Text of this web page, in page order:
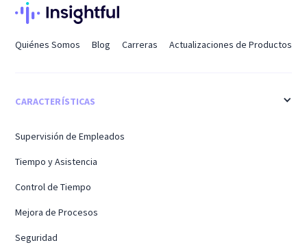
Quiénes Somos Blog Carreras Actualizaciones de Productos
CARACTERÍSTICAS
Supervisión de Empleados
Tiempo y Asistencia
Control de Tiempo
Mejora de Procesos
Seguridad